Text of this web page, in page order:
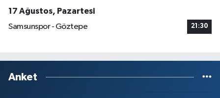
17 Ağustos, Pazartesi
Samsunspor - Göztepe
21:30
Anket